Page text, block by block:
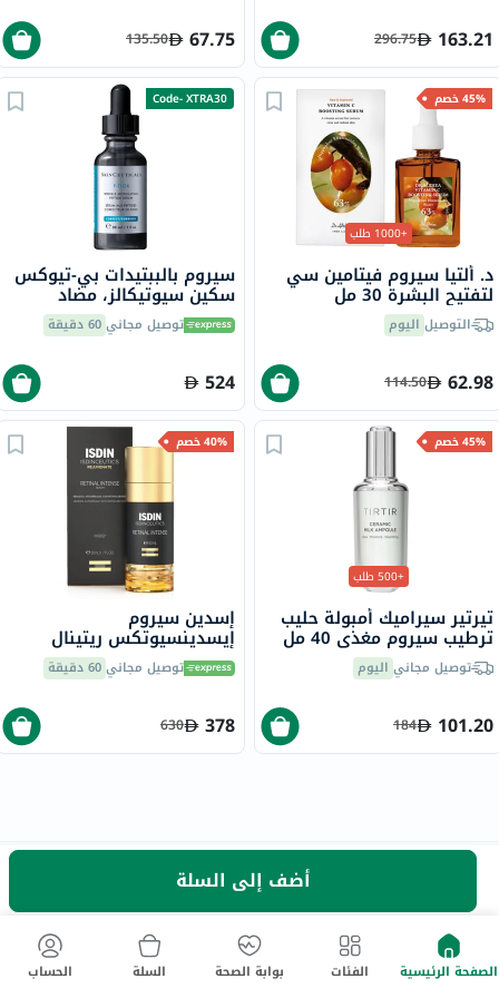
أضف إلى السلة
163.21
296.75
67.75
135.50
45% خصم
+1000 طلب
د. ألتيا سيروم فيتامين سي
لتفتيح البشرة 30 مل
التوصيل اليوم
62.98
114.50
Code- XTRA30
سيروم بالببتيدات بي-تيوكس
سكين سيوتيكالز، مضاد
للتجاعيد - 30 ملتوصيل مجاني60 دقيقة
524
45% خصم
+500 طلب
تيرتير سيراميك أمبولة حليب
ترطيب سيروم مغذي 40 مل
توصيل مجاني اليوم
101.20
184
40% خصم
إسدين سيروم
إيسدينسيوتكس ريتينال
إنتنس الليلي المضاد للتجاعيد
50 مل توصيل مجاني60 دقيقة
378
630
نحن هنا لمساعدتك!
تابعنا
الصفحة الرئيسية الفئات بوابة الصحة السلة الحساب